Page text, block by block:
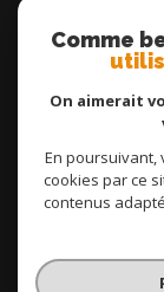
© 2026 |
Comme
On aimerait
En poursuivant,
cookies par ce
contenus